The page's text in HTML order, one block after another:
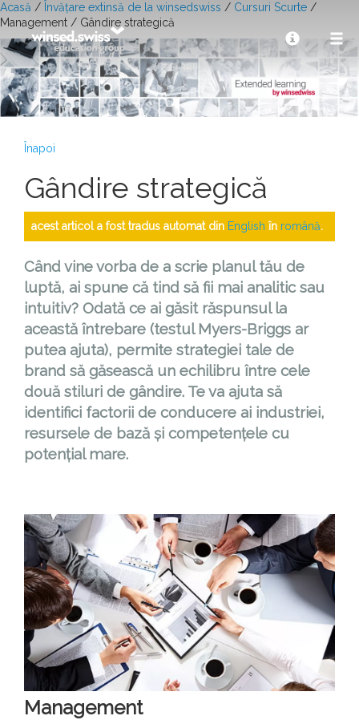
Acasă / Învățare extinsă de la winsedswiss / Cursuri Scurte /
Management / Gândire strategică
Înapoi
Gândire strategică
acest articol a fost tradus automat din English în română.
Când vine vorba de a scrie planul tău de
luptă, ai spune că tind să fii mai analitic sau
intuitiv? Odată ce ai găsit răspunsul la
această întrebare (testul Myers-Briggs ar
putea ajuta), permite strategiei tale de
brand să găsească un echilibru între cele
două stiluri de gândire. Te va ajuta să
identifici factorii de conducere ai industriei,
resursele de bază și competențele cu
potențial mare.
Management